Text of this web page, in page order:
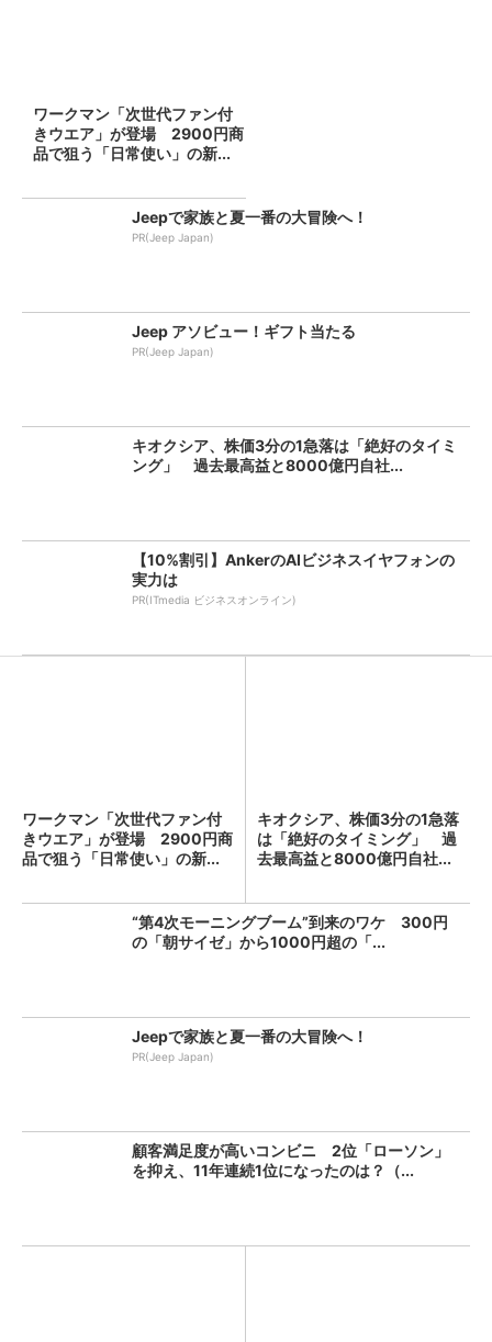
ワークマン「次世代ファン付
きウエア」が登場 2900円商
品で狙う「日常使い」の新...
Jeepで家族と夏一番の大冒険へ！
PR(Jeep Japan)
Jeep アソビュー！ギフト当たる
PR(Jeep Japan)
キオクシア、株価3分の1急落は「絶好のタイミ
ング」 過去最高益と8000億円自社...
【10%割引】AnkerのAIビジネスイヤフォンの
実力は
PR(ITmedia ビジネスオンライン)
ワークマン「次世代ファン付
きウエア」が登場 2900円商
品で狙う「日常使い」の新...
キオクシア、株価3分の1急落
は「絶好のタイミング」 過
去最高益と8000億円自社...
“第4次モーニングブーム”到来のワケ 300円
の「朝サイゼ」から1000円超の「...
Jeepで家族と夏一番の大冒険へ！
PR(Jeep Japan)
顧客満足度が高いコンビニ 2位「ローソン」
を抑え、11年連続1位になったのは？（...